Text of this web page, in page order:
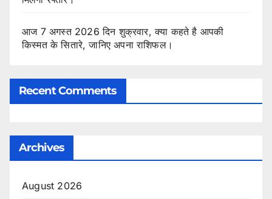
आज 7 अगस्त 2026 दिन शुक्रवार, क्या कहते है आपकी
किस्मत के सितारे, जानिए अपना राशिफल।
Recent Comments
Archives
August 2026